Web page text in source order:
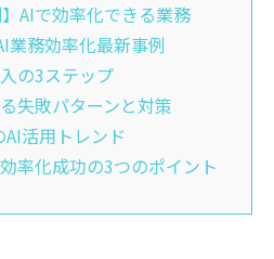
】AIで効率化できる業務
業務効率化最新事例
の3ステップ
失敗パターンと対策
活用トレンド
率化成功の3つのポイント